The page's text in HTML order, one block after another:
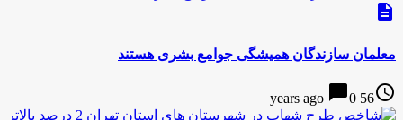
description
معلمان سازندگان همیشگی جوامع بشری هستند
access_time
56 years ago
chat_bubble0